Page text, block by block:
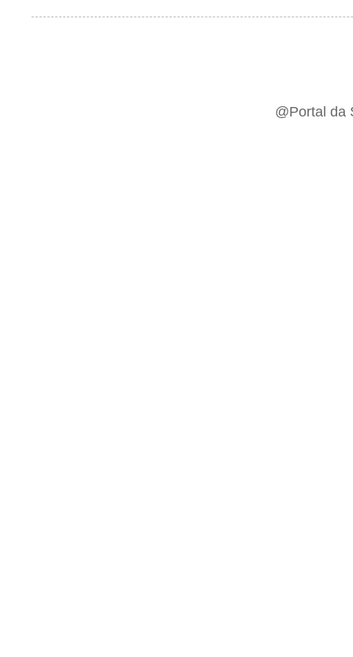
@Portal da